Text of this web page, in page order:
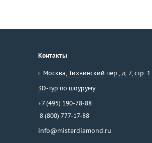
Контакты
г. Москва, Тихвинский пер., д. 7, стр. 1.
3D-тур по шоуруму
+7 (495) 190-78-88
8 (800) 777-17-88
info@misterdiamond.ru